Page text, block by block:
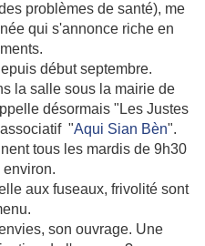
problèmes de santé), me
qui s'annonce riche en
début septembre.
la salle sous la mairie de
désormais "Les Justes
"Aqui Sian Bèn".
tous les mardis de 9h30
aux fuseaux, frivolité sont
son ouvrage. Une